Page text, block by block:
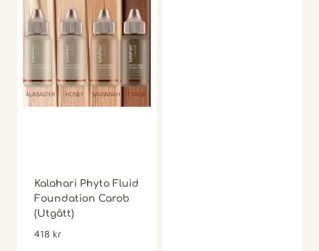
Kalahari Phyto Fluid
Foundation Carob
(Utgått)
418 kr